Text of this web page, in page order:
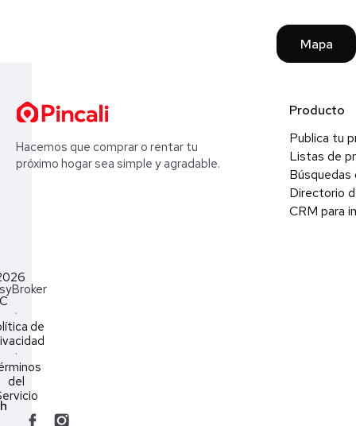
Mapa
Hacemos que comprar o rentar tu
próximo hogar sea simple y agradable.
Producto
Publica tu
Listas de
Búsquedas
Directorio
CRM para
·
de
·
del